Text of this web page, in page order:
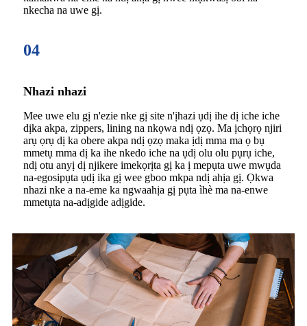
nkecha na uwe gị.
04
Nhazi nhazi
Mee uwe elu gị n'ezie nke gị site n'ịhazi ụdị ihe dị iche iche
dịka akpa, zippers, lining na nkọwa ndị ọzọ. Ma ịchọrọ njiri
arụ ọrụ dị ka obere akpa ndị ọzọ maka ịdị mma ma ọ bụ
mmetụ mma dị ka ihe nkedo iche na ụdị olu olu pụrụ iche,
ndị otu anyị dị njikere imekọrịta gị ka ị mepụta uwe mwụda
na-egosipụta ụdị ika gị wee gboo mkpa ndị ahịa gị. Ọkwa
nhazi nke a na-eme ka ngwaahịa gị pụta ìhè ma na-enwe
mmetụta na-adịgide adịgide.